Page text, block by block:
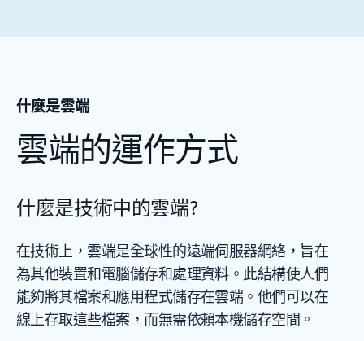
什麼是雲端
雲端的運作方式
什麼是技術中的雲端?
在技術上，雲端是全球性的遠端伺服器網絡，旨在
為其他裝置和電腦儲存和處理資料。此結構使人們
能夠將其檔案和應用程式儲存在雲端。他們可以在
線上存取這些檔案，而無需依賴本機儲存空間。